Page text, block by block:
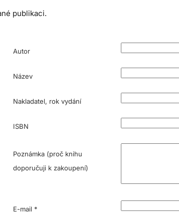
publikaci.
Autor
Název
Nakladatel, rok vydání
ISBN
Poznámka (proč knihu
doporučuji k zakoupení)
E-mail *